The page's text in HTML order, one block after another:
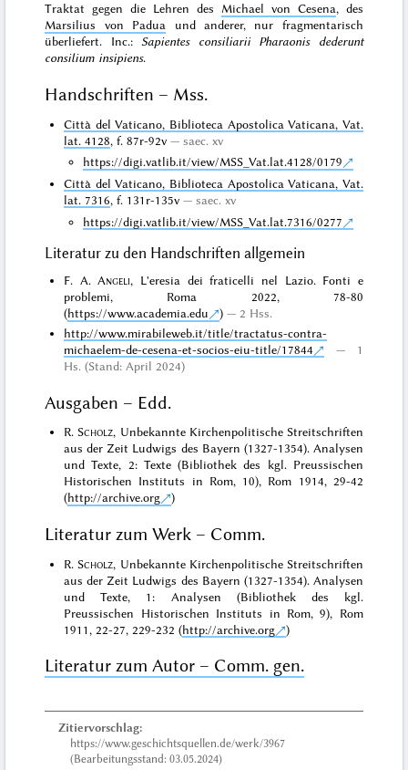
Traktat gegen die Lehren des Michael von Cesena, des
Marsilius von Padua und anderer, nur fragmentarisch
überliefert. Inc.:Sapientes consiliarii Pharaonis dederunt
consilium insipiens.
Handschriften – Mss.
Città del Vaticano, Biblioteca Apostolica Vaticana, Vat.
lat. 4128, f. 87r-92v
saec. xv
https://digi.vatlib.it/view/MSS_Vat.lat.4128/0179
Città del Vaticano, Biblioteca Apostolica Vaticana, Vat.
lat. 7316, f. 131r-135v
saec. xv
https://digi.vatlib.it/view/MSS_Vat.lat.7316/0277
Literatur zu den Handschriften allgemein
F. A.Angeli, L'eresia dei fraticelli nel Lazio. Fonti e
problemi, Roma 2022, 78-80
(https://www.academia.edu )
2 Hss.
http://www.mirabileweb.it/title/tractatus-contra-
michaelem-de-cesena-et-socios-eiu-title/17844
1
Hs. (Stand: April 2024)
Ausgaben – Edd.
R.Scholz, Unbekannte Kirchenpolitische Streitschriften
aus der Zeit Ludwigs des Bayern (1327-1354). Analysen
und Texte, 2: Texte (Bibliothek des kgl. Preussischen
Historischen Instituts in Rom, 10), Rom 1914, 29-42
(http://archive.org )
Literatur zum Werk – Comm.
R. Scholz, Unbekannte Kirchenpolitische Streitschriften
aus der Zeit Ludwigs des Bayern (1327-1354). Analysen
und Texte, 1: Analysen (Bibliothek des kgl.
Preussischen Historischen Instituts in Rom, 9), Rom
1911, 22-27, 229-232 (http://archive.org )
Literatur zum Autor – Comm. gen.
Zitiervorschlag:
https://www.geschichtsquellen.de/werk/3967
(Bearbeitungsstand: 03.05.2024)